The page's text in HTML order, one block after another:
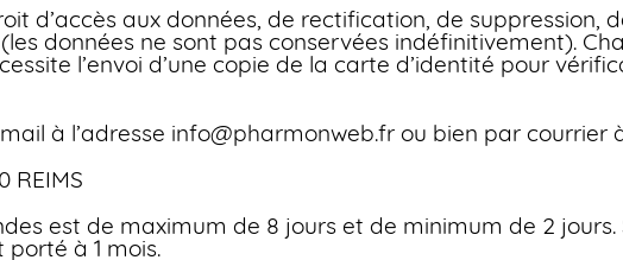
d’accès aux données, de rectification, de
données ne sont pas conservées indéfinitivement).
l’envoi d’une copie de la carte d’identité pour
à l’adresse info@pharmonweb.fr ou bien par courrier
REIMS
est de maximum de 8 jours et de minimum de 2
à 1 mois.